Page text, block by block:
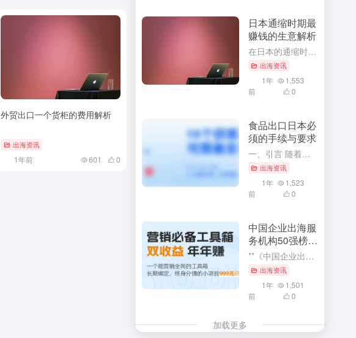
外贸出口一个货柜的费用解析
出海资讯
1年前 601 0
日本通缩时期最
赚钱的生意解析
在日本的通缩时期，经济环境虽然充满挑战，但同时也孕育着许多商机。对于那些善于发现和把握机会的创业者来说，这个时期同样存在着许多赚钱的生意。本文将深入解析日本通缩时期最赚钱的生意，并探讨其背后的原因和成...
出海资讯
1年
前
1,553
0
食品出口日本必
须的手续与要求
一、引言 随着全球化的深入发展，食品出口已成为各国经济发展的重要组成部分。特别是对于中国这样的食品生产大国，向日本等国家出口食品已成为重要的经济活动。然而，由于各国的食品安全法规和标准存在差异，食品出...
出海资讯
1年
前
1,523
0
中国企业出海服
务机构50强榜单
解读
**《中国企业出海服务机构50强榜单解读》：深度探索与利用企业出海服务的核心竞争力** 在全球化经济浪潮中，中国企业出海已成为一种趋势。而《中国企业出海服务机构50强榜单》的发布，无疑为众多寻求海外市...
出海资讯
1年
前
1,501
0
加载更多